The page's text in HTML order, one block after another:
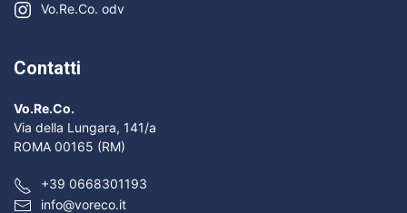
Vo.Re.Co. odv
Contatti
Vo.Re.Co.
Via della Lungara, 141/a
ROMA 00165 (RM)
+39 0668301193
info@voreco.it